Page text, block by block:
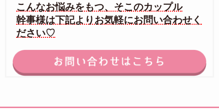
こんなお悩みをもつ、そこのカップル
幹事様は下記よりお気軽にお問い合わせく
ださい♡